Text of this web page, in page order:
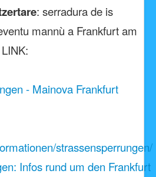
: serradura de is
mannù a Frankfurt am
- Mainova Frankfurt
strassensperrungen/
Infos rund um den Frankfurt